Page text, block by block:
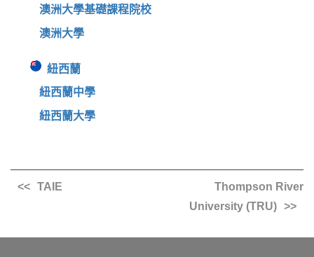
澳洲大學基礎課程院校
澳洲大學
紐西蘭
紐西蘭中學
紐西蘭大學
TAIE
Thompson River
University (TRU)